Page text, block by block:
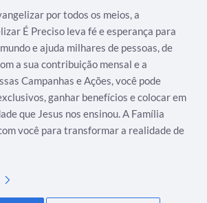
por todos os meios, a
É Preciso leva fé e esperança para
e ajuda milhares de pessoas, de
a sua contribuição mensal e a
Campanhas e Ações, você pode
ganhar benefícios e colocar em
que Jesus nos ensinou. A Família
você para transformar a realidade de